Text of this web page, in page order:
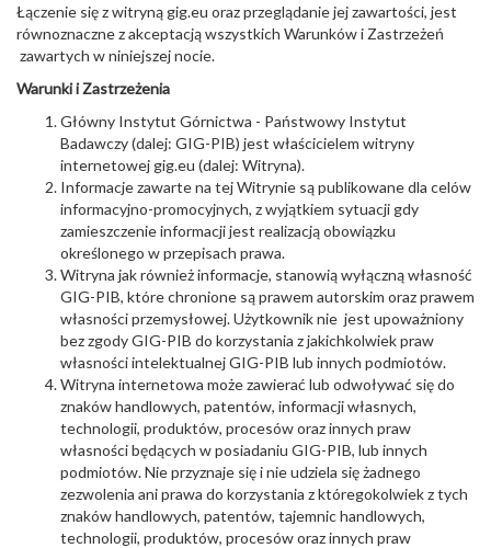
Łączenie się z witryną gig.eu oraz przeglądanie jej zawartości, jest
równoznaczne z akceptacją wszystkich Warunków i Zastrzeżeń
zawartych w niniejszej nocie.
Warunki i Zastrzeżenia
Główny Instytut Górnictwa - Państwowy Instytut
Badawczy (dalej: GIG-PIB) jest właścicielem witryny
internetowej gig.eu (dalej: Witryna).
Informacje zawarte na tej Witrynie są publikowane dla celów
informacyjno-promocyjnych, z wyjątkiem sytuacji gdy
zamieszczenie informacji jest realizacją obowiązku
określonego w przepisach prawa.
Witryna jak również informacje, stanowią wyłączną własność
GIG-PIB, które chronione są prawem autorskim oraz prawem
własności przemysłowej. Użytkownik nie jest upoważniony
bez zgody GIG-PIB do korzystania z jakichkolwiek praw
własności intelektualnej GIG-PIB lub innych podmiotów.
Witryna internetowa może zawierać lub odwoływać się do
znaków handlowych, patentów, informacji własnych,
technologii, produktów, procesów oraz innych praw
własności będących w posiadaniu GIG-PIB, lub innych
podmiotów. Nie przyznaje się i nie udziela się żadnego
zezwolenia ani prawa do korzystania z któregokolwiek z tych
znaków handlowych, patentów, tajemnic handlowych,
technologii, produktów, procesów oraz innych praw